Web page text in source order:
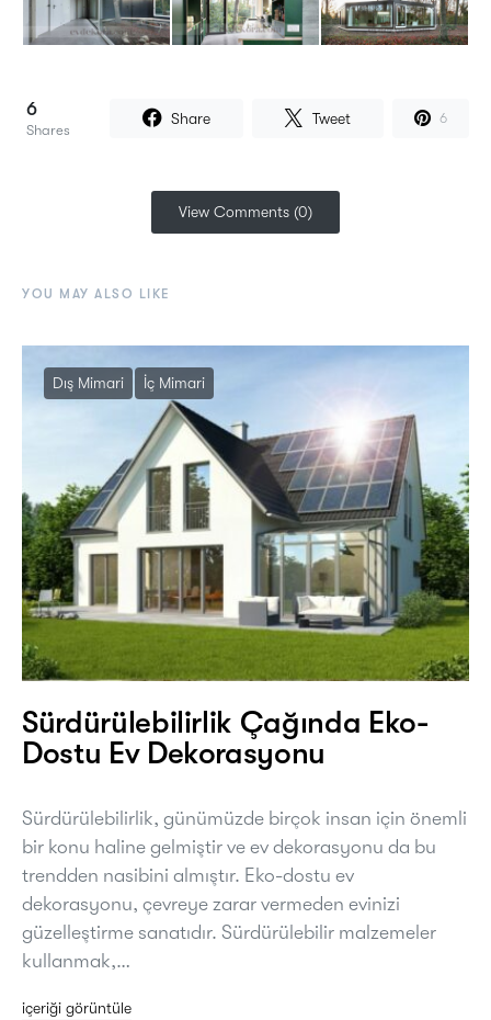
6
Shares
Share Tweet 6
View Comments (0)
YOU MAY ALSO LIKE
Dış Mimari İç Mimari
Sürdürülebilirlik Çağında Eko-
Dostu Ev Dekorasyonu
Sürdürülebilirlik, günümüzde birçok insan için önemli
bir konu haline gelmiştir ve ev dekorasyonu da bu
trendden nasibini almıştır. Eko-dostu ev
dekorasyonu, çevreye zarar vermeden evinizi
güzelleştirme sanatıdır. Sürdürülebilir malzemeler
kullanmak,…
içeriği görüntüle